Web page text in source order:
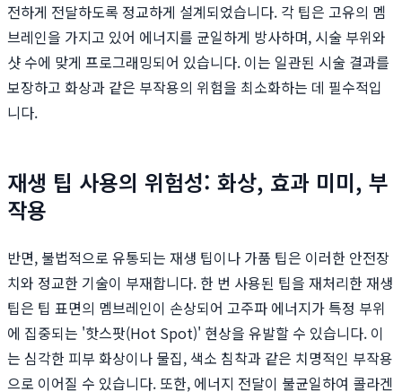
전하게 전달하도록 정교하게 설계되었습니다. 각 팁은 고유의 멤
브레인을 가지고 있어 에너지를 균일하게 방사하며, 시술 부위와
샷 수에 맞게 프로그래밍되어 있습니다. 이는 일관된 시술 결과를
보장하고 화상과 같은 부작용의 위험을 최소화하는 데 필수적입
니다.
재생 팁 사용의 위험성: 화상, 효과 미미, 부
작용
반면, 불법적으로 유통되는 재생 팁이나 가품 팁은 이러한 안전장
치와 정교한 기술이 부재합니다. 한 번 사용된 팁을 재처리한 재생
팁은 팁 표면의 멤브레인이 손상되어 고주파 에너지가 특정 부위
에 집중되는 '핫스팟(Hot Spot)' 현상을 유발할 수 있습니다. 이
는 심각한 피부 화상이나 물집, 색소 침착과 같은 치명적인 부작용
으로 이어질 수 있습니다. 또한, 에너지 전달이 불균일하여 콜라겐